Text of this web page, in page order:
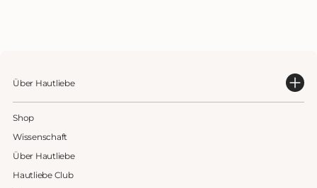
Über Hautliebe
Shop
Wissenschaft
Über Hautliebe
Hautliebe Club